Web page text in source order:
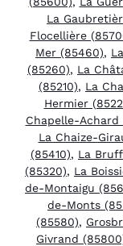
La
Flocellière
Mer (85460),
(85260), La
(85210), La
Hermier
Chapelle-Achard
La Chaize-
(85410), La
(85320), La
de-Montaigu
de-Monts
(85580),
Givrand